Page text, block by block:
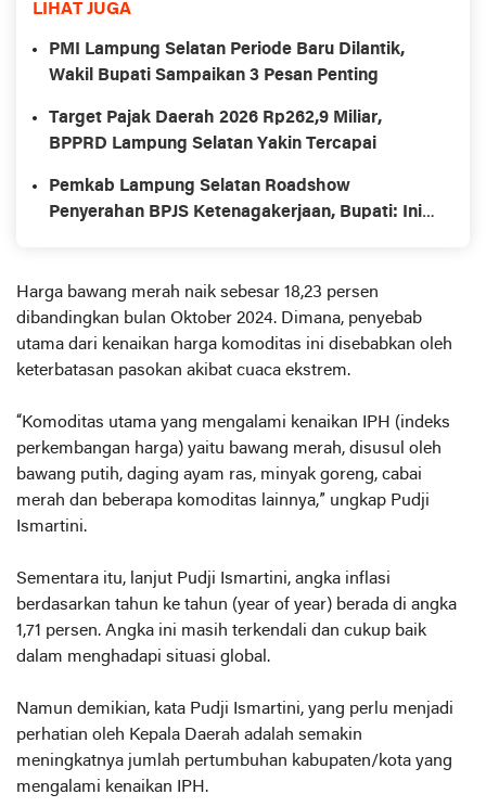
LIHAT JUGA
PMI Lampung Selatan Periode Baru Dilantik,
Wakil Bupati Sampaikan 3 Pesan Penting
Target Pajak Daerah 2026 Rp262,9 Miliar,
BPPRD Lampung Selatan Yakin Tercapai
Pemkab Lampung Selatan Roadshow
Penyerahan BPJS Ketenagakerjaan, Bupati: Ini
Harga bawang merah naik sebesar 18,23 persen
dibandingkan bulan Oktober 2024. Dimana, penyebab
utama dari kenaikan harga komoditas ini disebabkan oleh
keterbatasan pasokan akibat cuaca ekstrem.
“Komoditas utama yang mengalami kenaikan IPH (indeks
perkembangan harga) yaitu bawang merah, disusul oleh
bawang putih, daging ayam ras, minyak goreng, cabai
merah dan beberapa komoditas lainnya,” ungkap Pudji
Ismartini.
Sementara itu, lanjut Pudji Ismartini, angka inflasi
berdasarkan tahun ke tahun (year of year) berada di angka
1,71 persen. Angka ini masih terkendali dan cukup baik
dalam menghadapi situasi global.
Namun demikian, kata Pudji Ismartini, yang perlu menjadi
perhatian oleh Kepala Daerah adalah semakin
meningkatnya jumlah pertumbuhan kabupaten/kota yang
mengalami kenaikan IPH.